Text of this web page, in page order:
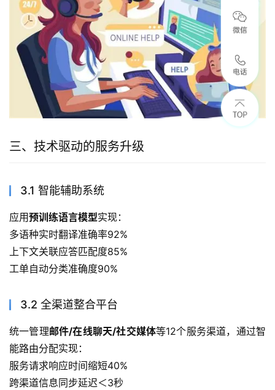
三、技术驱动的服务升级
3.1 智能辅助系统
应用预训练语言模型实现：
多语种实时翻译准确率92%
上下文关联应答匹配度85%
工单自动分类准确度90%
3.2 全渠道整合平台
统一管理邮件/在线聊天/社交媒体等12个服务渠道，通过智
能路由分配实现：
服务请求响应时间缩短40%
跨渠道信息同步延迟＜3秒